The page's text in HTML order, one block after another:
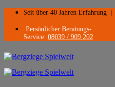
Zum
springen
Seit über 40 Jahren Erfahrung
Persönlicher Beratungs-
Service: 08039 / 909 202